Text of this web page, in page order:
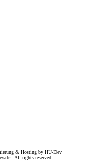
& Hosting by HU-Dev
- All rights reserved.